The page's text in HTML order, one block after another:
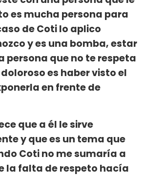
es mucha persona para
de Coti lo aplico
y es una bomba, estar
persona que no te respeta
es haber visto el
en frente de
que a él le sirve
y que es un tema que
Coti no me sumaría a
la falta de respeto hacía